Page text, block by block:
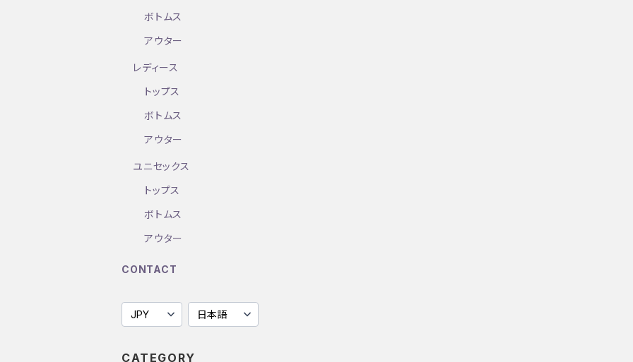
ボトムス
アウター
レディース
トップス
ボトムス
アウター
ユニセックス
トップス
ボトムス
アウター
CONTACT
CATEGORY